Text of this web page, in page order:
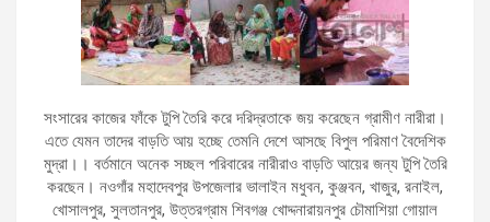
সংসারের কাজের ফাঁকে টুপি তৈরি করে দরিদ্রতাকে জয় করেছেন গ্রামীণ নারীরা।
এতে যেমন তাদের বাড়তি আয় হচ্ছে তেমনি দেশে আসছে বিপুল পরিমাণ বৈদেশিক
মুদ্রা।। বর্তমানে অনেক সচ্ছল পরিবারের নারীরাও বাড়তি আয়ের জন্য টুপি তৈরি
করছেন। নওগাঁর মহাদেবপুর উপজেলার ভালাইন মধুবন, কুঞ্জবন, খাজুর, রনাইল,
খোসালপুর, সুলতানপুর, উত্তরগ্রাম শিবগঞ্জ খোদ্দনারায়নপুর চৌমাশিয়া গোয়াল